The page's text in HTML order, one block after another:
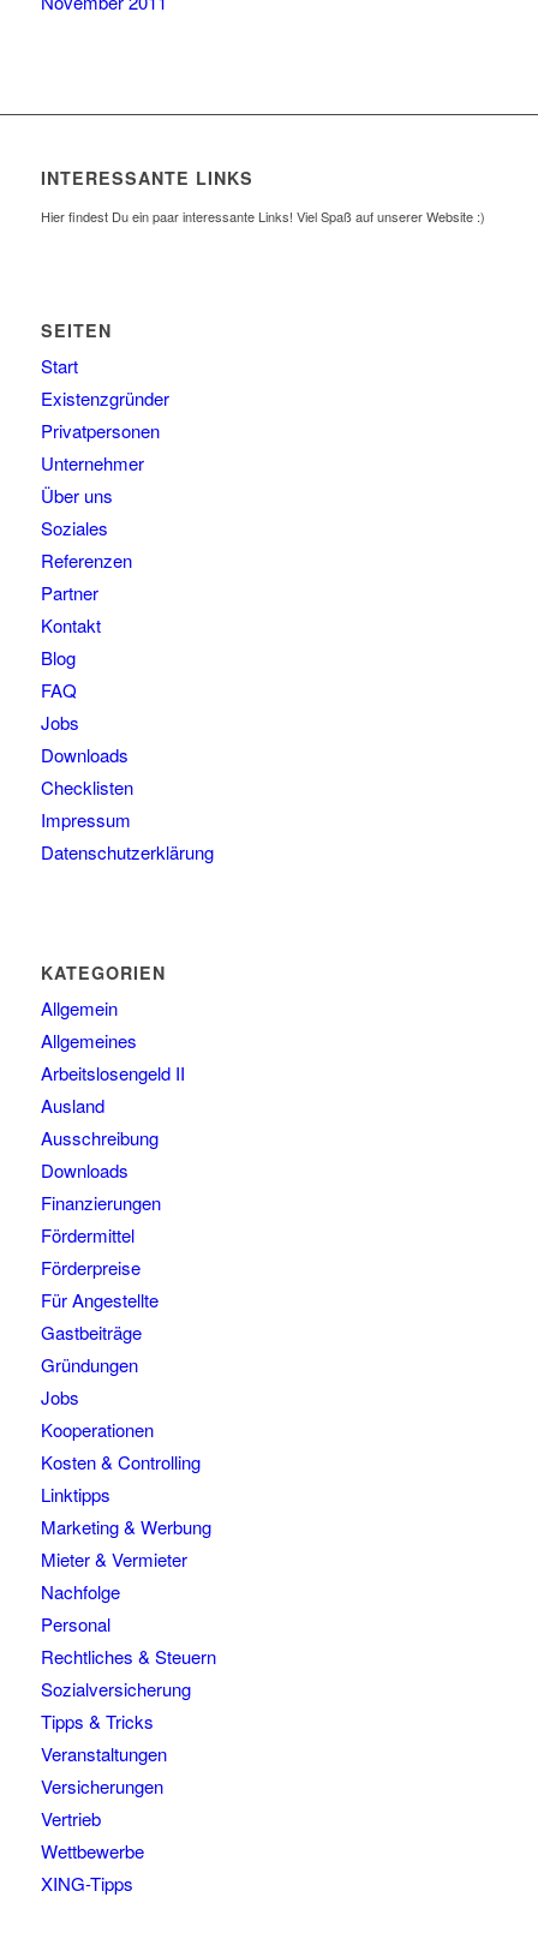
INTERESSANTE LINKS
Hier findest Du ein paar interessante Links! Viel Spaß auf unserer Website :)
SEITEN
Start
Existenzgründer
Privatpersonen
Unternehmer
Über uns
Soziales
Referenzen
Partner
Kontakt
Blog
FAQ
Jobs
Downloads
Checklisten
Impressum
Datenschutzerklärung
KATEGORIEN
Allgemein
Allgemeines
Arbeitslosengeld II
Ausland
Ausschreibung
Downloads
Finanzierungen
Fördermittel
Förderpreise
Für Angestellte
Gastbeiträge
Gründungen
Jobs
Kooperationen
Kosten & Controlling
Linktipps
Marketing & Werbung
Mieter & Vermieter
Nachfolge
Personal
Rechtliches & Steuern
Sozialversicherung
Tipps & Tricks
Veranstaltungen
Versicherungen
Vertrieb
Wettbewerbe
XING-Tipps